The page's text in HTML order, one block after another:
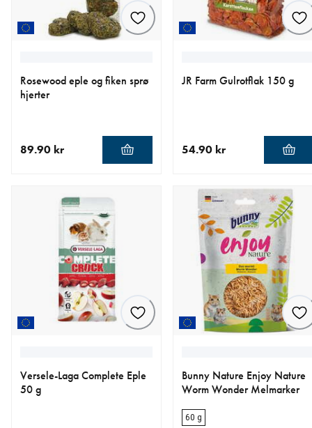
Rosewood eple og fiken sprø
hjerter
89.90 kr
JR Farm Gulrotflak 150 g
54.90 kr
Versele-Laga Complete Eple
50 g
Bunny Nature Enjoy Nature
Worm Wonder Melmarker
60 g